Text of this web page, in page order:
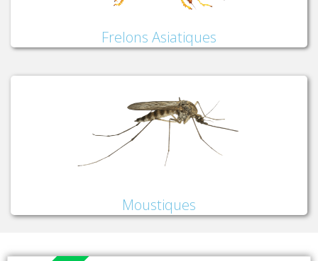
Frelons Asiatiques
Moustiques